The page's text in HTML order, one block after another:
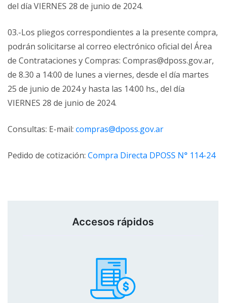
del día VIERNES 28 de junio de 2024.
03.-Los pliegos correspondientes a la presente compra,
podrán solicitarse al correo electrónico oficial del Área
de Contrataciones y Compras: Compras@dposs.gov.ar,
de 8.30 a 14:00 de lunes a viernes, desde el día martes
25 de junio de 2024 y hasta las 14:00 hs., del día
VIERNES 28 de junio de 2024.
Consultas: E-mail: compras@dposs.gov.ar
Pedido de cotización: Compra Directa DPOSS N° 114-24
Accesos rápidos